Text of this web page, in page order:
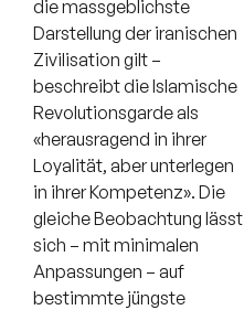
die massgeblichste
Darstellung der iranischen
Zivilisation gilt –
beschreibt die Islamische
Revolutionsgarde als
«herausragend in ihrer
Loyalität, aber unterlegen
in ihrer Kompetenz». Die
gleiche Beobachtung lässt
sich – mit minimalen
Anpassungen – auf
bestimmte jüngste